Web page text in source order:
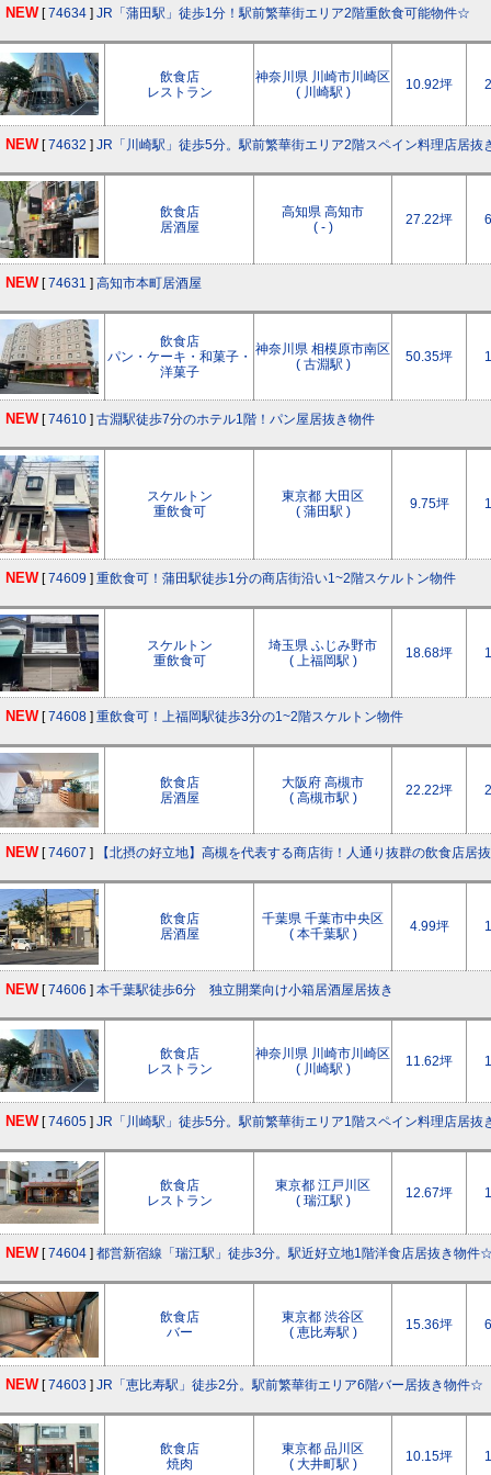
NEW [74634 ] JR「蒲田駅」徒歩1分！駅前繁華街エリア2階重飲食可能物件☆
飲食店
レストラン
神奈川県 川崎市川崎区
( 川崎駅 )
10.92坪
NEW [74632 ] JR「川崎駅」徒歩5分。駅前繁華街エリア2階スペイン料理店居
飲食店
居酒屋
高知県 高知市
( - )
27.22坪
NEW [74631 ] 高知市本町居酒屋
飲食店
パン・ケーキ・和菓子・
洋菓子
神奈川県 相模原市南区
( 古淵駅 )
50.35坪
NEW [74610 ] 古淵駅徒歩7分のホテル1階！パン屋居抜き物件
スケルトン
重飲食可
東京都 大田区
( 蒲田駅 )
9.75坪
NEW [74609 ] 重飲食可！蒲田駅徒歩1分の商店街沿い1~2階スケルトン物件
スケルトン
重飲食可
埼玉県 ふじみ野市
( 上福岡駅 )
18.68坪
NEW [74608 ] 重飲食可！上福岡駅徒歩3分の1~2階スケルトン物件
飲食店
居酒屋
大阪府 高槻市
( 高槻市駅 )
22.22坪
NEW [74607 ] 【北摂の好立地】高槻を代表する商店街！人通り抜群の飲食店居
飲食店
居酒屋
千葉県 千葉市中央区
( 本千葉駅 )
4.99坪
NEW [74606 ] 本千葉駅徒歩6分 独立開業向け小箱居酒屋居抜き
飲食店
レストラン
神奈川県 川崎市川崎区
( 川崎駅 )
11.62坪
NEW [74605 ] JR「川崎駅」徒歩5分。駅前繁華街エリア1階スペイン料理店居
飲食店
レストラン
東京都 江戸川区
( 瑞江駅 )
12.67坪
NEW [74604 ] 都営新宿線「瑞江駅」徒歩3分。駅近好立地1階洋食店居抜き物件
飲食店
バー
東京都 渋谷区
( 恵比寿駅 )
15.36坪
NEW [74603 ] JR「恵比寿駅」徒歩2分。駅前繁華街エリア6階バー居抜き物件☆
飲食店
焼肉
東京都 品川区
( 大井町駅 )
10.15坪